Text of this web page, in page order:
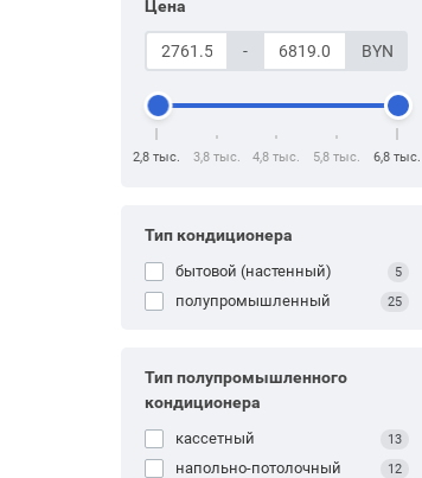
Цена
- BYN
2,8 тыс. 3,8 тыс. 4,8 тыс. 5,8 тыс. 6,8 тыс.
Тип кондиционера
бытовой (настенный) 5
полупромышленный 25
Тип полупромышленного
кондиционера
кассетный 13
напольно-потолочный 12